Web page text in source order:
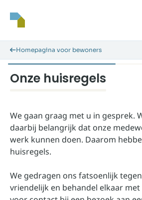
Homepagina voor bewoners
Onze huisregels
We gaan graag met u in gesprek.
daarbij belangrijk dat onze
werk kunnen doen. Daarom
huisregels.
We gedragen ons fatsoenlijk
vriendelijk en behandel elkaar